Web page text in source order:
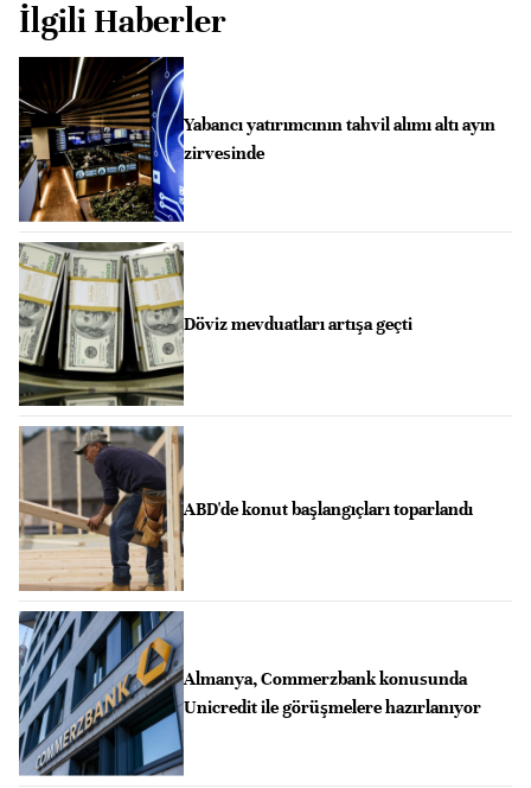
İlgili Haberler
Yabancı yatırımcının tahvil alımı altı ayın
zirvesinde
Döviz mevduatları artışa geçti
ABD'de konut başlangıçları toparlandı
Almanya, Commerzbank konusunda
Unicredit ile görüşmelere hazırlanıyor